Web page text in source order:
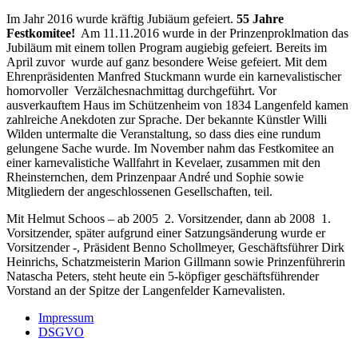
Im Jahr 2016 wurde kräftig Jubiäum gefeiert. 55 Jahre
Festkomitee! Am 11.11.2016 wurde in der Prinzenproklmation das
Jubiläum mit einem tollen Program augiebig gefeiert. Bereits im
April zuvor wurde auf ganz besondere Weise gefeiert. Mit dem
Ehrenpräsidenten Manfred Stuckmann wurde ein karnevalistischer
homorvoller Verzälchesnachmittag durchgeführt. Vor
ausverkauftem Haus im Schützenheim von 1834 Langenfeld kamen
zahlreiche Anekdoten zur Sprache. Der bekannte Künstler Willi
Wilden untermalte die Veranstaltung, so dass dies eine rundum
gelungene Sache wurde. Im November nahm das Festkomitee an
einer karnevalistiche Wallfahrt in Kevelaer, zusammen mit den
Rheinsternchen, dem Prinzenpaar André und Sophie sowie
Mitgliedern der angeschlossenen Gesellschaften, teil.
Mit Helmut Schoos – ab 2005 2. Vorsitzender, dann ab 2008 1.
Vorsitzender, später aufgrund einer Satzungsänderung wurde er
Vorsitzender -, Präsident Benno Schollmeyer, Geschäftsführer Dirk
Heinrichs, Schatzmeisterin Marion Gillmann sowie Prinzenführerin
Natascha Peters, steht heute ein 5-köpfiger geschäftsführender
Vorstand an der Spitze der Langenfelder Karnevalisten.
Impressum
DSGVO